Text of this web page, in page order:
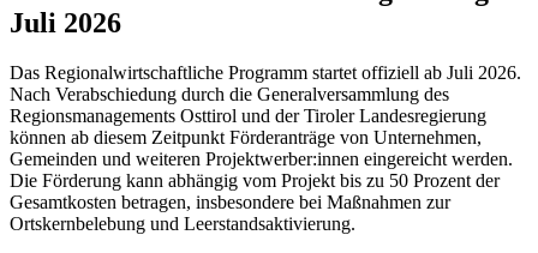
Juli 2026
Das Regionalwirtschaftliche Programm startet offiziell ab Juli 2026.
Nach Verabschiedung durch die Generalversammlung des
Regionsmanagements Osttirol und der Tiroler Landesregierung
können ab diesem Zeitpunkt Förderanträge von Unternehmen,
Gemeinden und weiteren Projektwerber:innen eingereicht werden.
Die Förderung kann abhängig vom Projekt bis zu 50 Prozent der
Gesamtkosten betragen, insbesondere bei Maßnahmen zur
Ortskernbelebung und Leerstandsaktivierung.